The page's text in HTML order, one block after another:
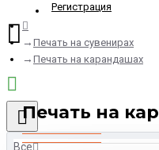
Регистрация
Все
Печать на сувенирах
Печать на карандашах
Печать на